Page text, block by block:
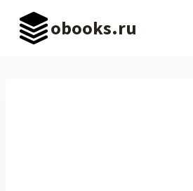
Перейти
содержимому
obooks.ru